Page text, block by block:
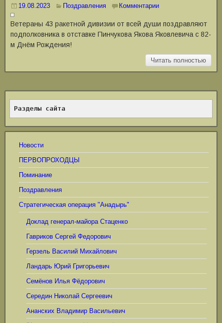
19.08.2023 Поздравления Комментарии
Ветераны 43 ракетной дивизии от всей души поздравляют
подполковника в отставке Пинчукова Якова Яковлевича с 82-
м Днём Рождения!
Читать полностью
Разделы сайта
Новости
ПЕРВОПРОХОДЦЫ
Поминание
Поздравления
Стратегическая операция "Анадырь"
Доклад генерал-майора Стаценко
Гавриков Сергей Федорович
Герзель Василий Михайлович
Ландарь Юрий Григорьевич
Семёнов Илья Фёдорович
Середин Николай Сергеевич
Ананских Владимир Васильевич